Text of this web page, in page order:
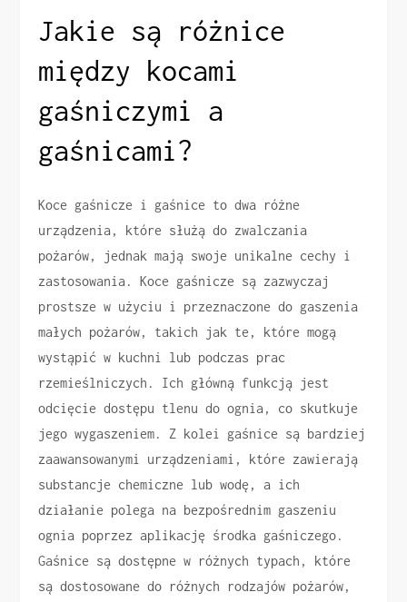
Jakie są różnice
między kocami
gaśniczymi a
gaśnicami?
Koce gaśnicze i gaśnice to dwa różne
urządzenia, które służą do zwalczania
pożarów, jednak mają swoje unikalne cechy i
zastosowania. Koce gaśnicze są zazwyczaj
prostsze w użyciu i przeznaczone do gaszenia
małych pożarów, takich jak te, które mogą
wystąpić w kuchni lub podczas prac
rzemieślniczych. Ich główną funkcją jest
odcięcie dostępu tlenu do ognia, co skutkuje
jego wygaszeniem. Z kolei gaśnice są bardziej
zaawansowanymi urządzeniami, które zawierają
substancje chemiczne lub wodę, a ich
działanie polega na bezpośrednim gaszeniu
ognia poprzez aplikację środka gaśniczego.
Gaśnice są dostępne w różnych typach, które
są dostosowane do różnych rodzajów pożarów,